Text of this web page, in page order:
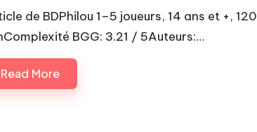
de BDPhilou 1–5 joueurs, 14 ans et +, 120
BGG: 3.21 / 5Auteurs:…
Read More